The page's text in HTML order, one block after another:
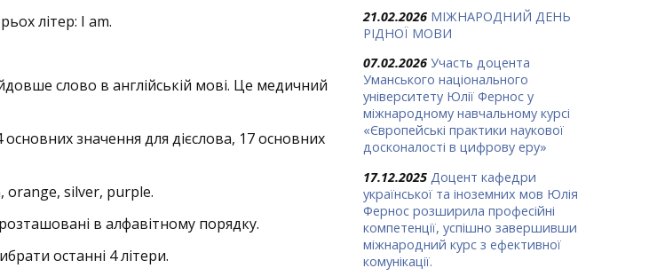
літер: I am.
слово в англійській мові. Це медичний
значення для дієслова, 17 основних
orange, silver, purple.
в алфавітному порядку.
останні 4 літери.
21.02.2026 МІЖНАРОДНИЙ ДЕНЬ
РІДНОЇ МОВИ
07.02.2026 Участь доцента
Уманського національного
університету Юлії Фернос у
міжнародному навчальному курсі
«Європейські практики наукової
досконалості в цифрову еру»
17.12.2025 Доцент кафедри
української та іноземних мов Юлія
Фернос розширила професійні
компетенції, успішно завершивши
міжнародний курс з ефективної
комунікації.